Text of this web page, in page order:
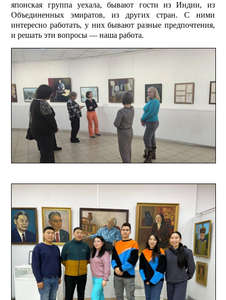
японская группа уехала, бывают гости из Индии, из
Объединенных эмиратов, из других стран. С ними
интересно работать, у них бывают разные предпочтения,
и решать эти вопросы — наша работа.